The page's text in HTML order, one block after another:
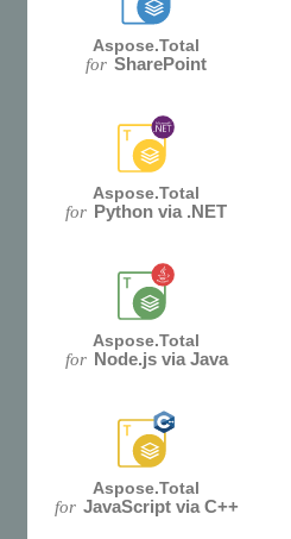
Aspose.Total
for SharePoint
Aspose.Total
for Python via .NET
Aspose.Total
for Node.js via Java
Aspose.Total
for JavaScript via C++